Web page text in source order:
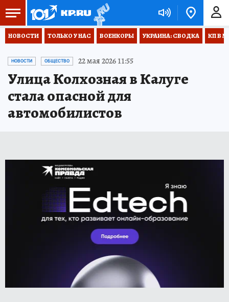
НОВОСТИ ТОЛЬКО У НАС ВОЕНКОРЫ УКРАИНА: СВОДКА КП В
НОВОСТИ ОБЩЕСТВО 22 мая 2026 11:55
Улица Колхозная в Калуге
стала опасной для
автомобилистов